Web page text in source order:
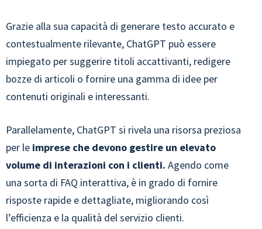
Grazie alla sua capacità di generare testo accurato e
contestualmente rilevante, ChatGPT può essere
impiegato per suggerire titoli accattivanti, redigere
bozze di articoli o fornire una gamma di idee per
contenuti originali e interessanti.
Parallelamente, ChatGPT si rivela una risorsa preziosa
per le imprese che devono gestire un elevato
volume di interazioni con i clienti. Agendo come
una sorta di FAQ interattiva, è in grado di fornire
risposte rapide e dettagliate, migliorando così
l’efficienza e la qualità del servizio clienti.